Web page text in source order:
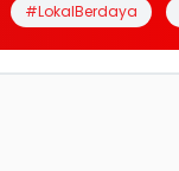
#LokalBerdaya